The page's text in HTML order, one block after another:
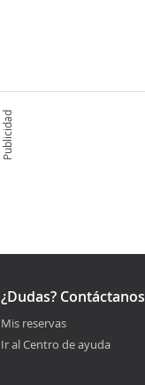
Publicidad
¿Dudas? Contáctanos
Mis reservas
Ir al Centro de ayuda